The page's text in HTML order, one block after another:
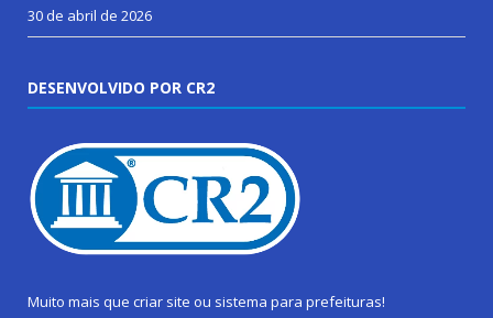
30 de abril de 2026
DESENVOLVIDO POR CR2
Muito mais que criar site ou sistema para prefeituras!